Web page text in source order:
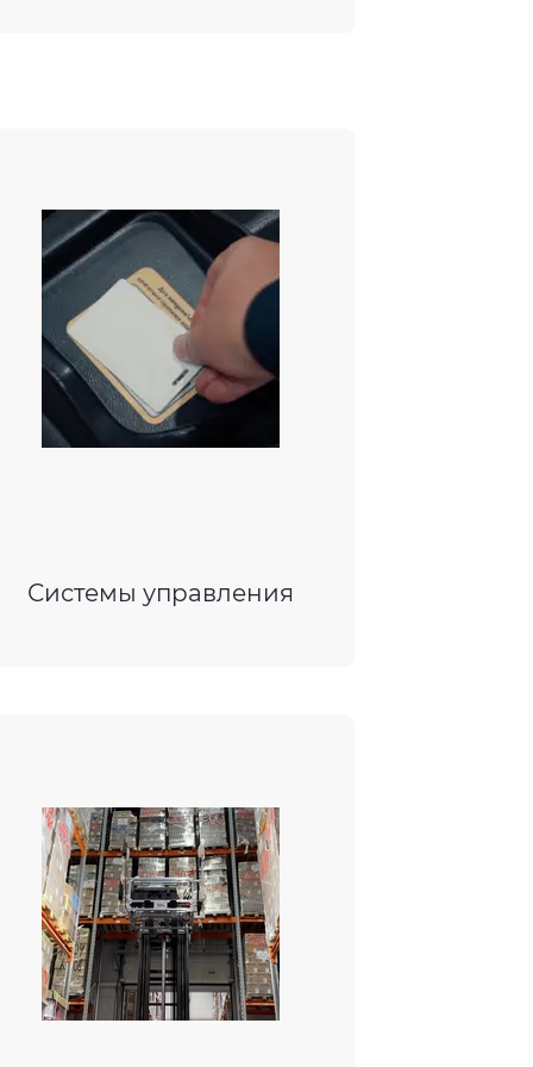
Системы управления